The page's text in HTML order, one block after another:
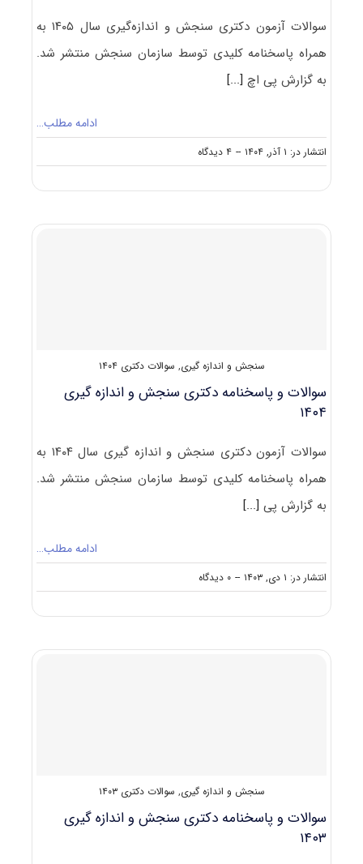
سوالات آزمون دکتری سنجش و اندازه‌گیری سال ۱۴۰۵ به
همراه پاسخنامه کلیدی توسط سازمان سنجش منتشر شد.
به گزارش پی اچ[...]
ادامه مطلب…
انتشار در: ۱ آذر, ۱۴۰۴ -- ۴ دیدگاه
on
سوالات
سنجش
سنجش و اندازه گیری, سوالات دکتری ۱۴۰۴
سوالات و پاسخنامه دکتری سنجش و اندازه گیری
۱۴۰۴
سوالات آزمون دکتری سنجش و اندازه گیری سال ۱۴۰۴ به
همراه پاسخنامه کلیدی توسط سازمان سنجش منتشر شد.
به گزارش پی[...]
ادامه مطلب…
انتشار در: ۱ دی, ۱۴۰۳ -- ۰ دیدگاه
on
سوالات
سنجش
سنجش و اندازه گیری, سوالات دکتری ۱۴۰۳
سوالات و پاسخنامه دکتری سنجش و اندازه گیری
۱۴۰۳